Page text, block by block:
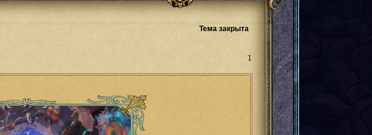
Тема закрыта
Поделиться
1